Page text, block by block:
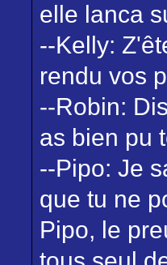
elle lanca
--Kelly:
rendu vos
--Robin:
as bien pu
--Pipo: Je
que tu ne
Pipo, le